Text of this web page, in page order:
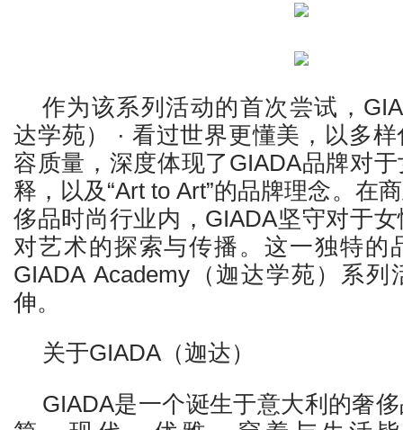
作为该系列活动的首次尝试，
达学苑） · 看过世界更懂美，以多
容质量，深度体现了GIADA品牌对
释，以及“Art to Art”的品牌理念。在
侈品时尚行业内，GIADA坚守对于
对艺术的探索与传播。这一独特的
GIADA Academy（迦达学苑）系
伸。
关于GIADA（迦达）
GIADA是一个诞生于意大利的奢